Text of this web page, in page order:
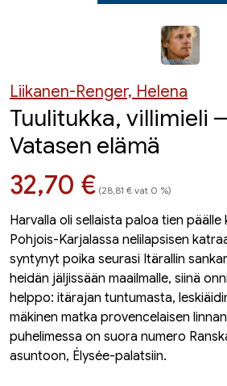
Liikanen-Renger, Helena
Tuulitukka, villimieli
Vatasen elämä
Hinta nyt
32,70 € (28,81 € vat 0 %)
Harvalla oli sellaista paloa tien päälle
Pohjois-Karjalassa nelilapsisen
syntynyt poika seurasi Itärallin
heidän jäljissään maailmalle, siinä
helppo: itärajan tuntumasta,
mäkinen matka provencelaisen
puhelimessa on suora numero
asuntoon, Élysée-palatsiin.